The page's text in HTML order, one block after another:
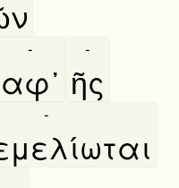
αφ᾿
-
ῆς
-
-